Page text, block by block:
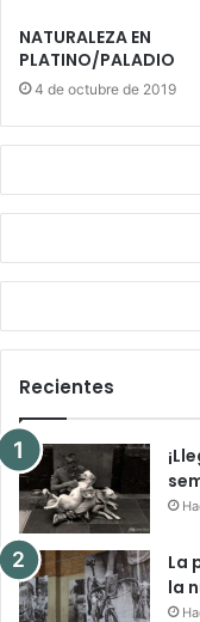
NATURALEZA EN
PLATINO/PALADIO
4 de octubre de 2019
Recientes
La
la